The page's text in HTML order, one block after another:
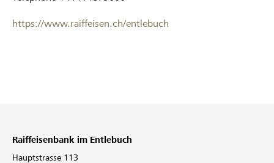
https://www.raiffeisen.ch/entlebuch
Raiffeisenbank im Entlebuch
Hauptstrasse 113